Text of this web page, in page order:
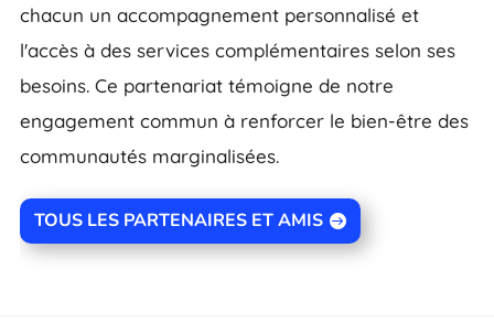
chacun un accompagnement personnalisé et
l'accès à des services complémentaires selon ses
besoins. Ce partenariat témoigne de notre
engagement commun à renforcer le bien-être des
communautés marginalisées.
TOUS LES PARTENAIRES ET AMIS